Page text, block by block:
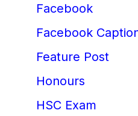
Facebook
Facebook
Feature Post
Honours
HSC Exam